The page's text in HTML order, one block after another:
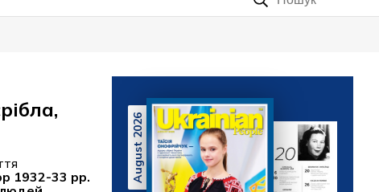
1932-33 рр.
August 2026